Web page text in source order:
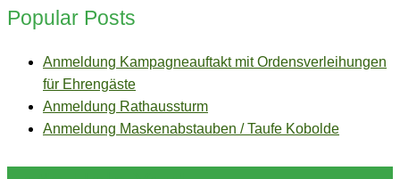
Popular Posts
Anmeldung Kampagneauftakt mit Ordensverleihungen
für Ehrengäste
Anmeldung Rathaussturm
Anmeldung Maskenabstauben / Taufe Kobolde